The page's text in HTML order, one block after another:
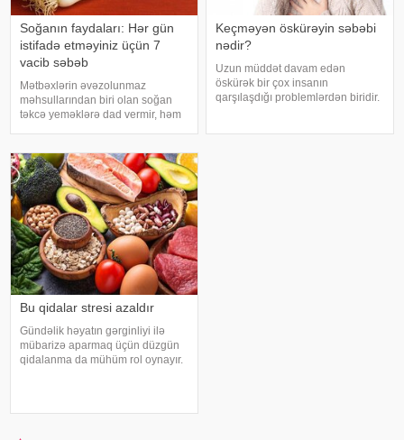
Soğanın faydaları: Hər gün
istifadə etməyiniz üçün 7
vacib səbəb
Mətbəxlərin əvəzolunmaz
məhsullarından biri olan soğan
təkcə yeməklərə dad vermir, həm
tərkibindəki vitaminlər, minerallar
və antioksidantlar sayəsində soğa
Keçməyən öskürəyin səbəbi
nədir?
Uzun müddət davam edən
öskürək bir çox insanın
qarşılaşdığı problemlərdən biridir.
Bu qidalar stresi azaldır
Gündəlik həyatın gərginliyi ilə
mübarizə aparmaq üçün düzgün
qidalanma da mühüm rol oynayır.